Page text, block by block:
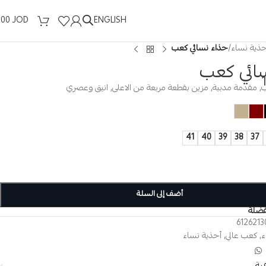
ENGLISH
JOD
نساء/حذاء نسائي كعب
كعب
مقدمة مدببة, مزين بقطعة مربعة من الاعلى, انيق وعصري
37
38
39
40
41
أضف إلى السلة
,كعب عالي,أحذية نساء